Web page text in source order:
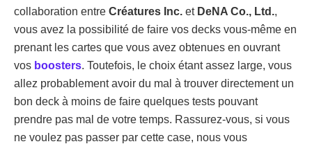
collaboration entre Créatures Inc. etDeNA Co., Ltd.,
vous avez la possibilité de faire vos decks vous-même en
prenant les cartes que vous avez obtenues en ouvrant
vos boosters. Toutefois, le choix étant assez large, vous
allez probablement avoir du mal à trouver directement un
bon deck à moins de faire quelques tests pouvant
prendre pas mal de votre temps. Rassurez-vous, si vous
ne voulez pas passer par cette case, nous vous